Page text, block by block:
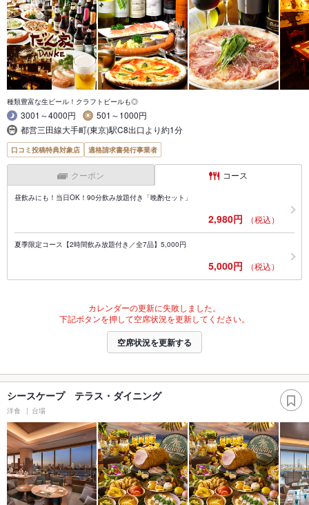
種類豊富な生ビール！クラフトビールも◎
3001～4000円
501～1000円
都営三田線大手町(東京)駅C8出口より約1分
口コミ投稿特典対象店 適格請求書発行事業者
クーポン コース
昼飲みにも！当日OK！90分飲み放題付き「晩酌セット」
2,980円 （税込）
夏季限定コース【2時間飲み放題付き／全7品】5,000円
5,000円 （税込）
カレンダーの更新に失敗しました。
下記ボタンを押して空席状況を更新してください。
空席状況を更新する
シースケープ テラス・ダイニング
洋食 台場